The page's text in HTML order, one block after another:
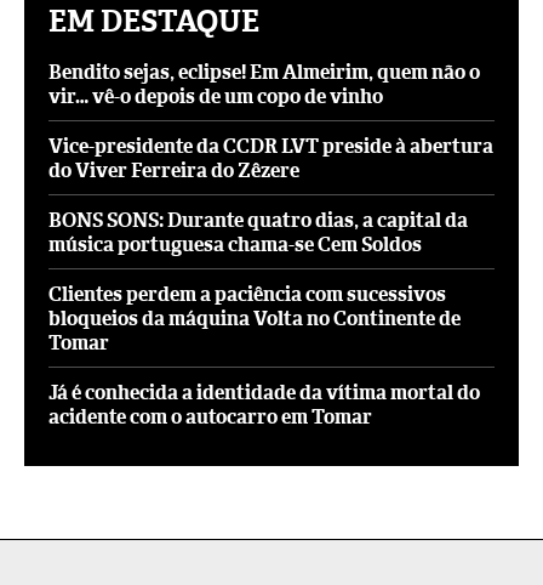
EM DESTAQUE
Bendito sejas, eclipse! Em Almeirim, quem não o
vir… vê-o depois de um copo de vinho
Vice-presidente da CCDR LVT preside à abertura
do Viver Ferreira do Zêzere
BONS SONS: Durante quatro dias, a capital da
música portuguesa chama-se Cem Soldos
Clientes perdem a paciência com sucessivos
bloqueios da máquina Volta no Continente de
Tomar
Já é conhecida a identidade da vítima mortal do
acidente com o autocarro em Tomar